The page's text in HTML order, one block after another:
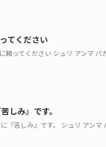
てください
ってください シュリ アンマ バ
しみ』です。
『苦しみ』です。 シュリ アンマ